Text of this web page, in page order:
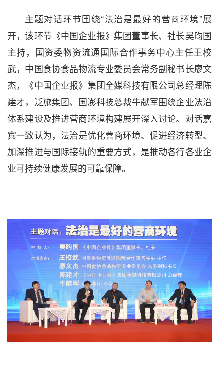
主题对话环节围绕“法治是最好的营商环境”展
开，该环节《中国企业报》集团董事长、社长吴昀国
主持，国资委物资流通国际合作事务中心主任王校
武，中国食协食品物流专业委员会常务副秘书长廖文
杰，《中国企业报》集团全媒科技有限公司总经理陈
建才，泛旅集团、国澎科技总裁牛献军围绕企业法治
体系建设及推进营商环境构建展开深入讨论。对话嘉
宾一致认为，法治是优化营商环境、促进经济转型、
加深推进与国际接轨的重要方式，是推动各行各业企
业可持续健康发展的可靠保障。